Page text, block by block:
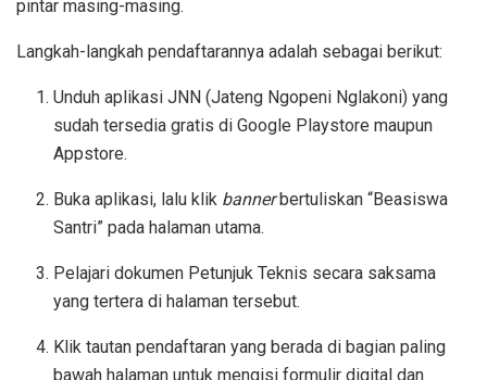
pintar masing-masing.
Langkah-langkah pendaftarannya adalah sebagai berikut:
Unduh aplikasi JNN (Jateng Ngopeni Nglakoni) yang
sudah tersedia gratis di Google Playstore maupun
Appstore.
Buka aplikasi, lalu klik bannerbertuliskan “Beasiswa
Santri” pada halaman utama.
Pelajari dokumen Petunjuk Teknis secara saksama
yang tertera di halaman tersebut.
Klik tautan pendaftaran yang berada di bagian paling
bawah halaman untuk mengisi formulir digital dan